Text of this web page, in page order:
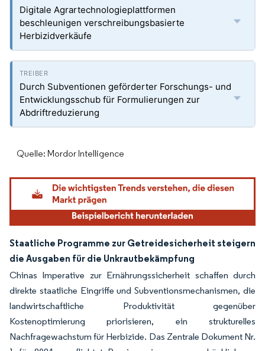
Digitale Agrartechnologieplattformen
beschleunigen verschreibungsbasierte
Herbizidverkäufe
Durch Subventionen geförderter Forschungs- und
Entwicklungsschub für Formulierungen zur
Abdriftreduzierung
Quelle: Mordor Intelligence
Staatliche Programme zur Getreidesicherheit steigern
die Ausgaben für die Unkrautbekämpfung
Chinas Imperative zur Ernährungssicherheit schaffen durch
direkte staatliche Eingriffe und Subventionsmechanismen, die
landwirtschaftliche Produktivität gegenüber
Kostenoptimierung priorisieren, ein strukturelles
Nachfragewachstum für Herbizide. Das Zentrale Dokument Nr.